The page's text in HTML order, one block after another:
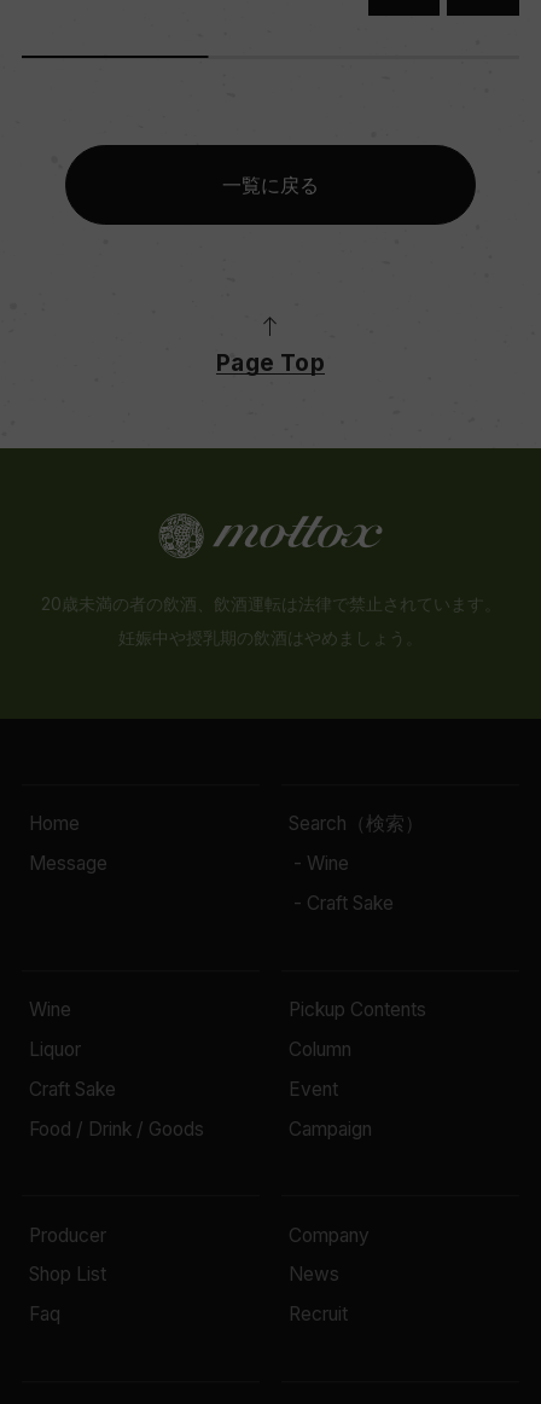
一覧に戻る
Page Top
20歳未満の者の飲酒、飲酒運転は法律で禁止されています。
妊娠中や授乳期の飲酒はやめましょう。
Home
Message
Search（検索）
- Wine
- Craft Sake
Wine
Liquor
Craft Sake
Food / Drink / Goods
Pickup Contents
Column
Event
Campaign
Producer
Shop List
Faq
Company
News
Recruit